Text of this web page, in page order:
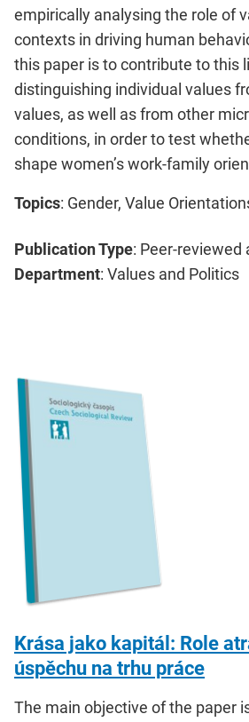
empirically analysing the role of
contexts in driving human
this paper is to contribute to this
distinguishing individual values
values, as well as from other
conditions, in order to test
shape women’s work-family
Topics: Gender, Value
Publication Type: Peer-reviewed
Department: Values and Politics
Krása jako kapitál: Role
úspěchu na trhu práce
The main objective of the paper